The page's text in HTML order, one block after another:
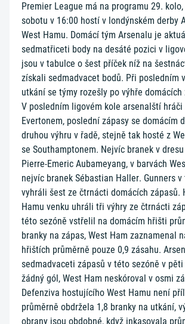
Premier League má na programu 29.
sobotu v 16:00 hostí v londýnském derby
West Hamu. Domácí tým Arsenalu je
sedmatřiceti body na desáté pozici v
jsou v tabulce o šest příček níž na
získali sedmadvacet bodů. Při posledním
utkání se týmy rozešly po výhře domácích
V posledním ligovém kole arsenalští
Evertonem, poslední zápasy se domácím
druhou výhru v řadě, stejně tak hosté z
se Southamptonem. Nejvíc branek v
Pierre-Emeric Aubameyang, v barvách
nejvíc branek Sébastian Haller. Gunners
vyhráli šest ze čtrnácti domácích zápasů.
Hamu venku uhráli tři výhry ze čtrnácti
této sezóně vstřelil na domácím hřišti
branky na zápas, West Ham zaznamenal
hřištích průměrně pouze 0,9 zásahu.
sedmadvaceti zápasů v této sezóně v
žádný gól, West Ham neskóroval v osmi
Defenziva hostujícího West Hamu není
průměrně obdržela 1,8 branky na utkání,
obrany jsou obdobné, když inkasovala